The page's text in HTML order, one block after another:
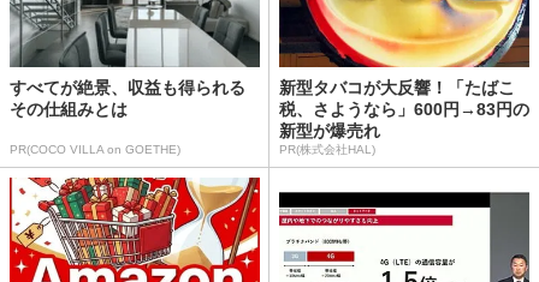
すべてが絶景、収益も得られる
その仕組みとは
PR(COCO VILLA on GOETHE)
新型タバコが大反響！「たばこ
税、さようなら」600円→83円の
新型が爆売れ
PR(株式会社HAL)